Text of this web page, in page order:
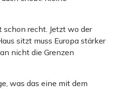
schon recht. Jetzt wo der
sitzt muss Europa stärker
nicht die Grenzen
was das eine mit dem